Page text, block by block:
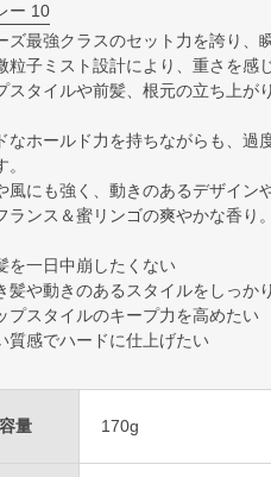
ー 10
ズ最強クラスのセット力を誇り、
粒子ミスト設計により、重さを感
スタイルや前髪、根元の立ち上が
なホールド力を持ちながらも、過
風にも強く、動きのあるデザイン
ランス＆蜜リンゴの爽やかな香り。
を一日中崩したくない
髪や動きのあるスタイルをしっか
プスタイルのキープ力を高めたい
質感でハードに仕上げたい
量 170g